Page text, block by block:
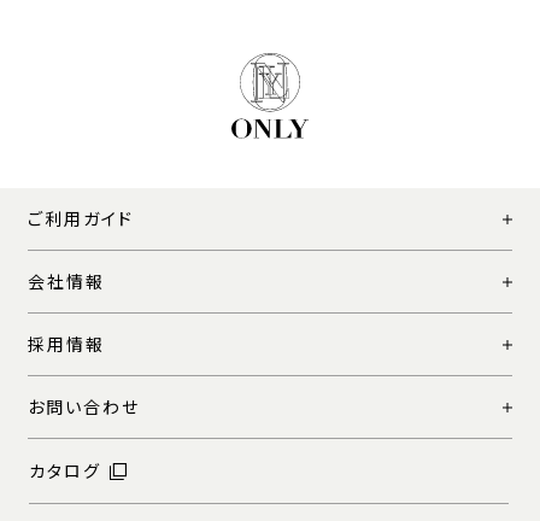
ご利用ガイド
会社情報
採用情報
お問い合わせ
カタログ